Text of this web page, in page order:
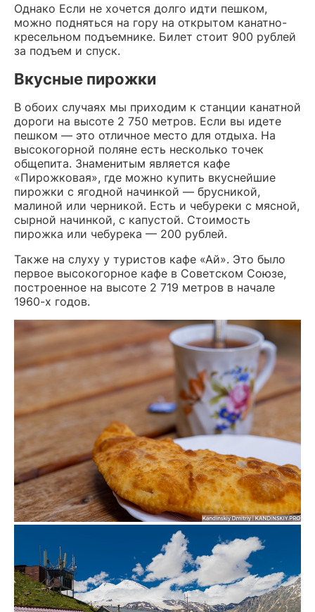
Однако Если не хочется долго идти пешком,
можно подняться на гору на открытом канатно-
кресельном подъемнике. Билет стоит 900 рублей
за подъем и спуск.
Вкусные пирожки
В обоих случаях мы приходим к станции канатной
дороги на высоте 2 750 метров. Если вы идете
пешком — это отличное место для отдыха. На
высокогорной поляне есть несколько точек
общепита. Знаменитым является кафе
«Пирожковая», где можно купить вкуснейшие
пирожки с ягодной начинкой — брусникой,
малиной или черникой. Есть и чебуреки с мясной,
сырной начинкой, с капустой. Стоимость
пирожка или чебурека — 200 рублей.
Также на слуху у туристов кафе «Ай». Это было
первое высокогорное кафе в Советском Союзе,
построенное на высоте 2 719 метров в начале
1960-х годов.